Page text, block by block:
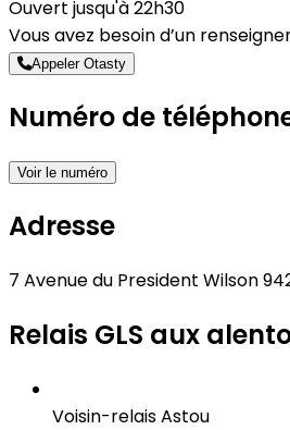
Ouvert jusqu'à 22h30
Vous avez besoin d’un
Appeler Otasty
Numéro de
Voir le numéro
Adresse
7 Avenue du President Wilson
Relais GLS aux
Voisin-relais Astou